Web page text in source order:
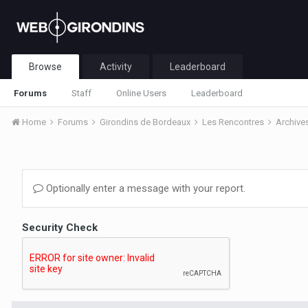
Browse
Forums Staff Online Users Leaderboard
Activity Leaderboard
Home Forums Girondins de Bordeaux Les Rencontres
Optionally enter a message with your report.
Security Check